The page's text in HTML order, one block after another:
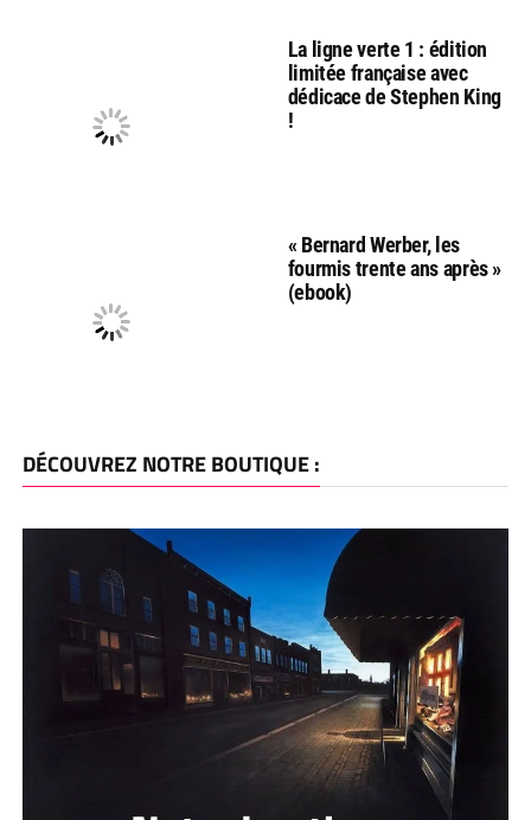
La ligne verte 1 : édition
limitée française avec
dédicace de Stephen King
!
« Bernard Werber, les
fourmis trente ans après »
(ebook)
DÉCOUVREZ NOTRE BOUTIQUE :